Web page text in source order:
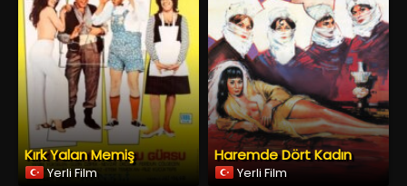
Kırk Yalan Memiş
Yerli Film
Haremde Dört Kadın
Yerli Film